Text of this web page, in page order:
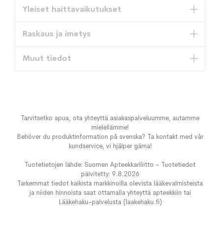
Yleiset haittavaikutukset
Raskaus ja imetys
Muut tiedot
Tarvitsetko apua, ota yhteyttä asiakaspalveluumme, autamme
mielellämme!
Behöver du produktinformation på svenska? Ta kontakt med vår
kundservice, vi hjälper gärna!
Tuotetietojen lähde: Suomen Apteekkariliitto - Tuotetiedot
päivitetty: 9.8.2026
Tarkemmat tiedot kaikista markkinoilla olevista lääkevalmisteista
ja niiden hinnoista saat ottamalla yhteyttä apteekkiin tai
Lääkehaku-palvelusta (laakehaku.fi)